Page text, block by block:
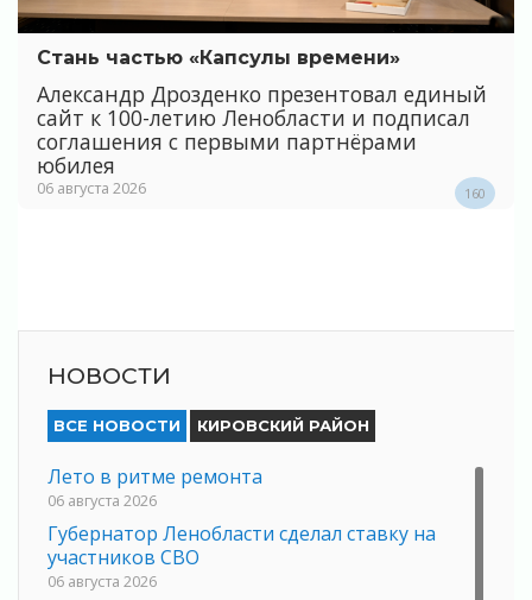
Стань частью «Капсулы времени»
Александр Дрозденко презентовал единый
сайт к 100-летию Ленобласти и подписал
соглашения с первыми партнёрами
юбилея
06 августа 2026 160
НОВОСТИ
ВСЕ НОВОСТИ КИРОВСКИЙ РАЙОН
Лето в ритме ремонта
06 августа 2026
Губернатор Ленобласти сделал ставку на
участников СВО
06 августа 2026